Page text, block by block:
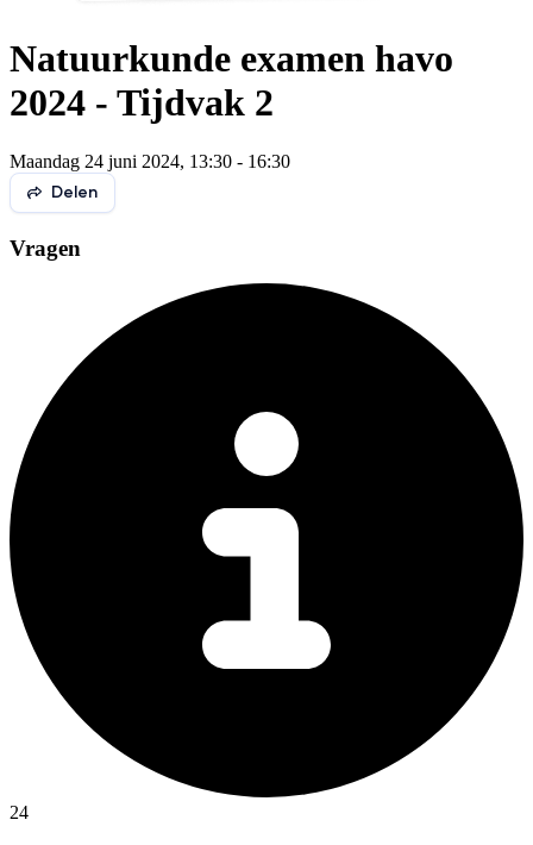
Natuurkunde examen havo
2024 - Tijdvak 2
Maandag 24 juni 2024, 13:30 - 16:30
Delen
Vragen
24